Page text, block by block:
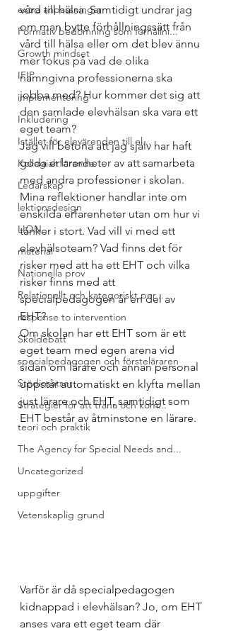
extra anpassningar
Formativ bedömning som förhållni...
Growth mindset
IFIP
implementering
Inkludering
Istället för elevärenden till el...
Kollegialt lärande
Ledarskap
lektionsdesign
LION
material
Nationella prov
Relationellt och kategoriskt per...
response to intervention
Skoldebatt
specialpedagogen och försteläraren
Stödinsatser
Strategier för att träna och kom...
teori och praktik
The Agency for Special Needs and...
Uncategorized
uppgifter
Vetenskaplig grund
vård till hälsa. Samtidigt undrar jag
om man bytte förhållningssätt från
vård till hälsa eller om det blev ännu
mer fokus på vad de olika
namngivna professionerna ska
jobba med? Hur kommer det sig att
den samlade elevhälsan ska vara ett
eget team?
Jag vill betona att jag själv har haft
goda erfarenheter av att samarbeta
med andra professioner i skolan.
Mina reflektioner handlar inte om
enskilda erfarenheter utan om hur vi
tänker i stort. Vad vill vi med ett
elevhälsoteam? Vad finns det för
risker med att ha ett EHT och vilka
risker finns med att
specialpedagogen är en del av
EHT?
Om skolan har ett EHT som är ett
eget team med egen arena vid
sidan om lärare och annan personal
uppstår automatiskt en klyfta mellan
just lärare och EHT, samtidigt som
EHT består av åtminstone en lärare.
Varför är då specialpedagogen
kidnappad i elevhälsan? Jo, om EHT
anses vara ett eget team där